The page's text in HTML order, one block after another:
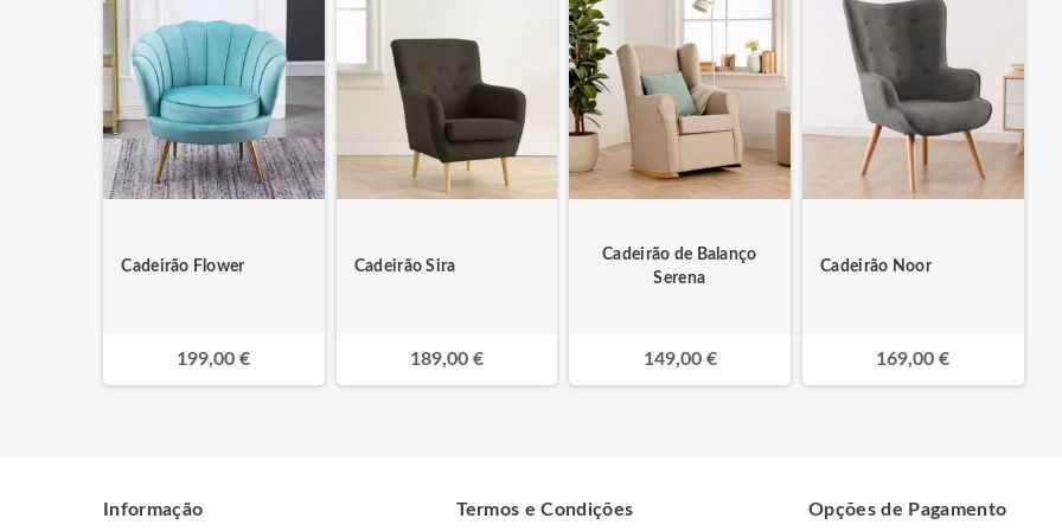
Cadeirão Flower
199,00 €
Cadeirão Sira
189,00 €
Cadeirão de Balanço
Serena
149,00 €
Cadeirão Noor
169,00 €
Informação Termos e Condições Opções de Pagamento